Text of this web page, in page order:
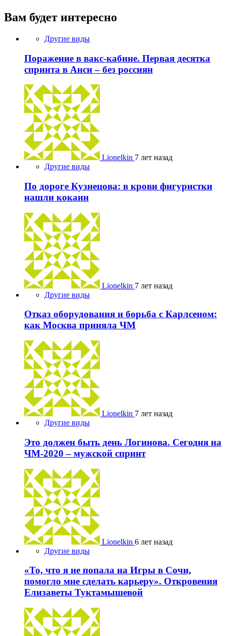
Вам будет интересно
Другие виды
Поражение в вакс-кабине. Первая десятка
спринта в Анси – без россиян
Lionelkin 7 лет назад
Другие виды
По дороге Кузнецова: в крови фигуристки
нашли кокаин
Lionelkin 7 лет назад
Другие виды
Отказ оборудования и борьба с Карлсеном:
как Москва приняла ЧМ
Lionelkin 7 лет назад
Другие виды
Это должен быть день Логинова. Сегодня на
ЧМ-2020 – мужской спринт
Lionelkin 6 лет назад
Другие виды
«То, что я не попала на Игры в Сочи,
помогло мне сделать карьеру». Откровения
Елизаветы Туктамышевой